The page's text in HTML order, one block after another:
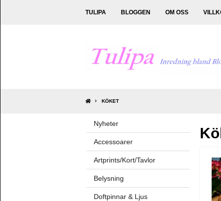
TULIPA BLOGGEN OM OSS
KÖKET
Nyheter
Accessoarer
Artprints/Kort/Tavlor
Belysning
Doftpinnar & Ljus